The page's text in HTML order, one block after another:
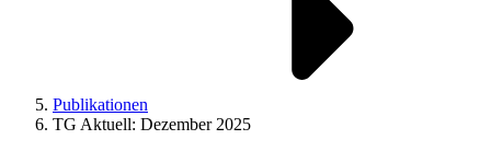
Publikationen
TG Aktuell: Dezember 2025